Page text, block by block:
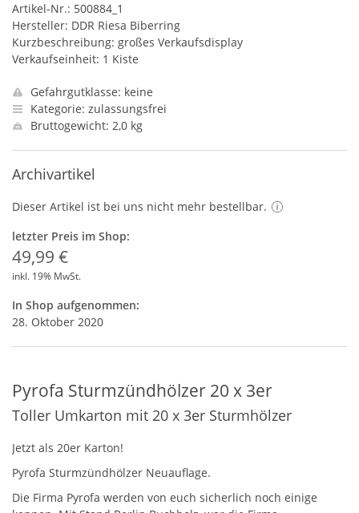
Artikel-Nr.: 500884_1
Hersteller: DDR Riesa Biberring
Kurzbeschreibung: großes Verkaufsdisplay
Verkaufseinheit: 1 Kiste
Gefahrgutklasse: keine
Kategorie: zulassungsfrei
Bruttogewicht: 2,0 kg
Archivartikel
Dieser Artikel ist bei uns nicht mehr bestellbar.
letzter Preis im Shop:
49,99 €
inkl. 19% MwSt.
In Shop aufgenommen:
28. Oktober 2020
Pyrofa Sturmzündhölzer 20 x 3er
Toller Umkarton mit 20 x 3er Sturmhölzer
Jetzt als 20er Karton!
Pyrofa Sturmzündhölzer Neuauflage.
Die Firma Pyrofa werden von euch sicherlich noch einige